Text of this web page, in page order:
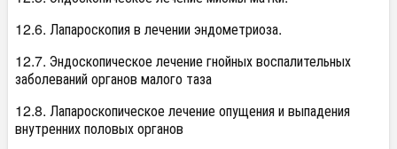
12.6. Лапароскопия в лечении эндометриоза.
12.7. Эндоскопическое лечение гнойных воспалительных
заболеваний органов малого таза
12.8. Лапароскопическое лечение опущения и выпадения
внутренних половых органов